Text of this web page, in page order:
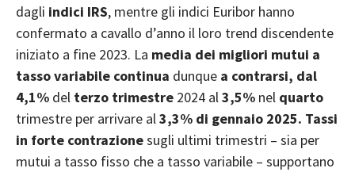
dagli indici IRS, mentre gli indici Euribor hanno
confermato a cavallo d’anno il loro trend discendente
iniziato a fine 2023. La media dei migliori mutui a
tasso variabile continua dunque a contrarsi, dal
4,1% del terzo trimestre 2024 al3,5% nel quarto
trimestre per arrivare al3,3% di gennaio 2025. Tassi
in forte contrazionesugli ultimi trimestri – sia per
mutui a tasso fisso che a tasso variabile – supportano